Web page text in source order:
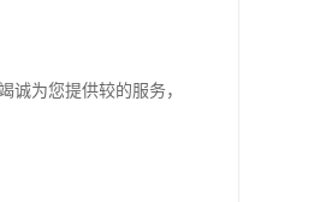
诚为您提供较的服务，